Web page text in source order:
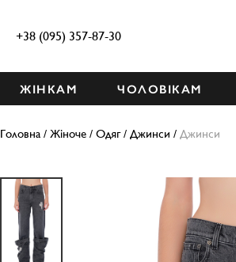
+38 (095) 357-87-30
ЖІНКАМ ЧОЛОВІКАМ
Головна / Жіноче / Одяг/ Джинси / Джинси